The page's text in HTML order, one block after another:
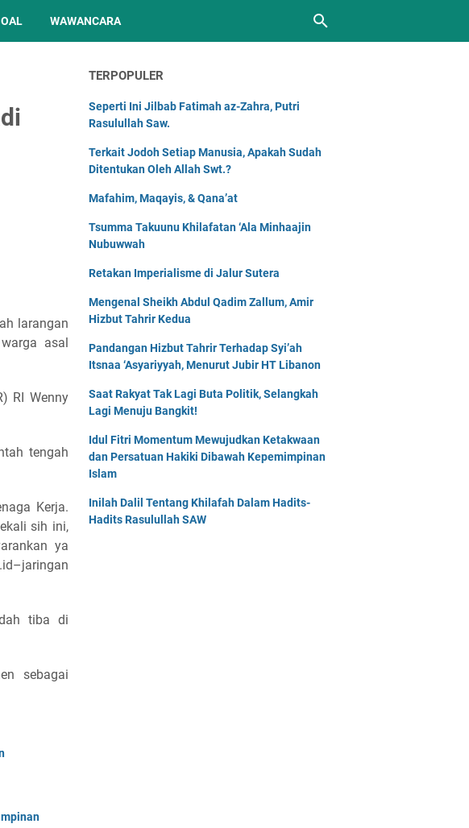
WAWANCARA
larangan
asal
RI Wenny
tengah
Kerja.
sih ini,
ya
tiba di
sebagai
TERPOPULER
Seperti Ini Jilbab Fatimah az-Zahra, Putri
Rasulullah Saw.
Terkait Jodoh Setiap Manusia, Apakah Sudah
Ditentukan Oleh Allah Swt.?
Mafahim, Maqayis, & Qana’at
Tsumma Takuunu Khilafatan ‘Ala Minhaajin
Nubuwwah
Retakan Imperialisme di Jalur Sutera
Mengenal Sheikh Abdul Qadim Zallum, Amir
Hizbut Tahrir Kedua
Pandangan Hizbut Tahrir Terhadap Syi’ah
Itsnaa ‘Asyariyyah, Menurut Jubir HT Libanon
Saat Rakyat Tak Lagi Buta Politik, Selangkah
Lagi Menuju Bangkit!
Idul Fitri Momentum Mewujudkan Ketakwaan
dan Persatuan Hakiki Dibawah Kepemimpinan
Islam
Inilah Dalil Tentang Khilafah Dalam Hadits-
Hadits Rasulullah SAW